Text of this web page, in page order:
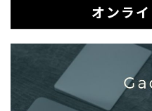
オンラ